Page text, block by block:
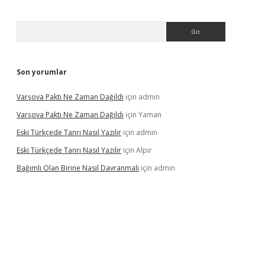
Son yorumlar
Varşova Paktı Ne Zaman Dağıldı için admin
Varşova Paktı Ne Zaman Dağıldı için Yaman
Eski Türkçede Tanrı Nasıl Yazılır için admin
Eski Türkçede Tanrı Nasıl Yazılır için Alpır
Bağımlı Olan Birine Nasıl Davranmalı için admin